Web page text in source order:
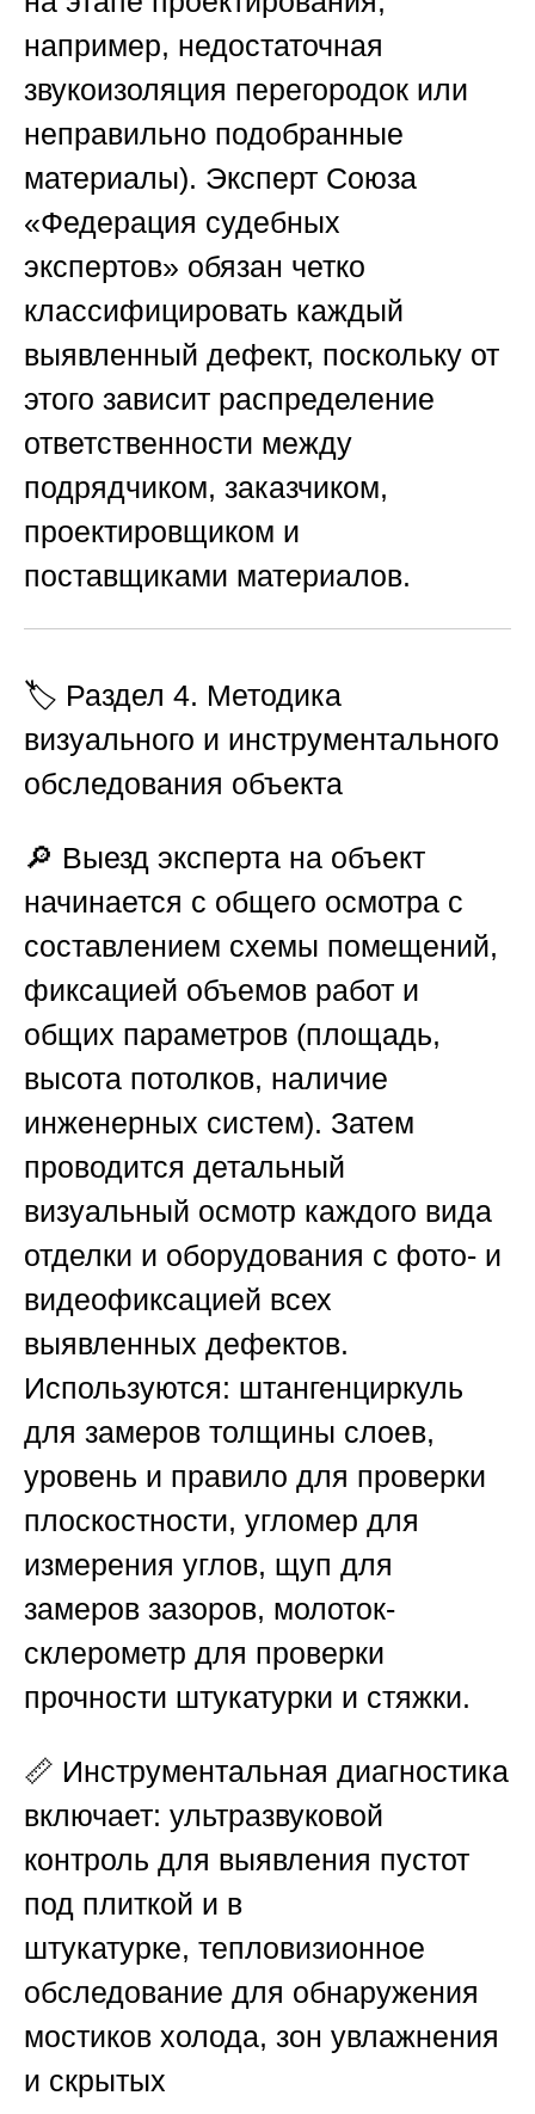
например, недостаточная
звукоизоляция перегородок или
неправильно подобранные
материалы). Эксперт Союза
«Федерация судебных
экспертов» обязан четко
классифицировать каждый
выявленный дефект, поскольку от
этого зависит распределение
ответственности между
подрядчиком, заказчиком,
проектировщиком и
поставщиками материалов.
🏷️ Раздел 4. Методика
визуального и инструментального
обследования объекта
🔎 Выезд эксперта на объект
начинается с общего осмотра с
составлением схемы помещений,
фиксацией объемов работ и
общих параметров (площадь,
высота потолков, наличие
инженерных систем). Затем
проводится детальный
визуальный осмотр каждого вида
отделки и оборудования с фото- и
видеофиксацией всех
выявленных дефектов.
Используются: штангенциркуль
для замеров толщины слоев,
уровень и правило для проверки
плоскостности, угломер для
измерения углов, щуп для
замеров зазоров, молоток-
склерометр для проверки
прочности штукатурки и стяжки.
📏 Инструментальная диагностика
включает: ультразвуковой
контроль для выявления пустот
под плиткой и в
штукатурке, тепловизионное
обследование для обнаружения
мостиков холода, зон увлажнения
и скрытых